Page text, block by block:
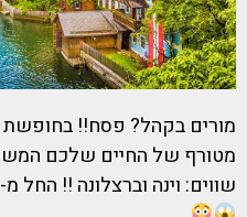
שווים: וינה וברצלונה !! החל מ- 2790 שקל לאדם!! ווואו!!!